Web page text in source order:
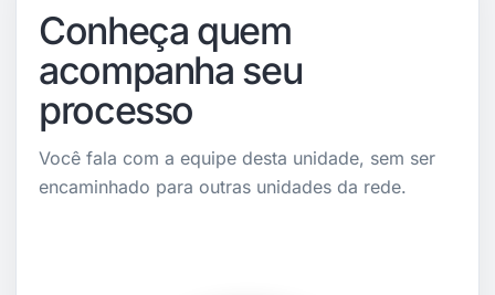
Conheça quem
acompanha seu
processo
Você fala com a equipe desta unidade, sem ser
encaminhado para outras unidades da rede.